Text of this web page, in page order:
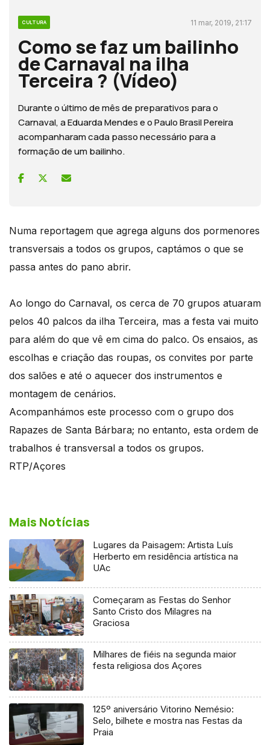
CULTURA 11 mar, 2019, 21:17
Como se faz um bailinho
de Carnaval na ilha
Terceira ? (Vídeo)
Durante o último de mês de preparativos para o
Carnaval, a Eduarda Mendes e o Paulo Brasil Pereira
acompanharam cada passo necessário para a
formação de um bailinho.
Numa reportagem que agrega alguns dos pormenores
transversais a todos os grupos, captámos o que se
passa antes do pano abrir.
Ao longo do Carnaval, os cerca de 70 grupos atuaram
pelos 40 palcos da ilha Terceira, mas a festa vai muito
para além do que vê em cima do palco. Os ensaios, as
escolhas e criação das roupas, os convites por parte
dos salões e até o aquecer dos instrumentos e
montagem de cenários.
Acompanhámos este processo com o grupo dos
Rapazes de Santa Bárbara; no entanto, esta ordem de
trabalhos é transversal a todos os grupos.
RTP/Açores
Mais Notícias
Lugares da Paisagem: Artista Luís
Herberto em residência artística na
UAc
Começaram as Festas do Senhor
Santo Cristo dos Milagres na
Graciosa
Milhares de fiéis na segunda maior
festa religiosa dos Açores
125º aniversário Vitorino Nemésio:
Selo, bilhete e mostra nas Festas da
Praia